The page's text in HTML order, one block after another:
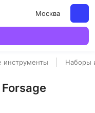
Москва
инструменты Наборы